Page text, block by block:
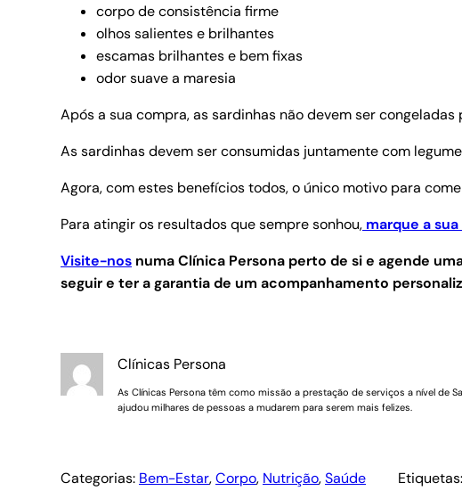
corpo de consistência firme
olhos salientes e brilhantes
escamas brilhantes e bem fixas
odor suave a maresia
Após a sua compra, as sardinhas não devem ser
As sardinhas devem ser consumidas juntamente com
Agora, com estes benefícios todos, o único motivo para
Para atingir os resultados que sempre sonhou, marque a
Visite-nos numa Clínica Persona perto de si e agende
seguir e ter a garantia de um acompanhamento
Clínicas Persona
As Clínicas Persona têm como missão a prestação de serviços a nível de
ajudou milhares de pessoas a mudarem para serem mais felizes.
Categorias: Bem-Estar, Corpo, Nutrição, Saúde Etiquetas: